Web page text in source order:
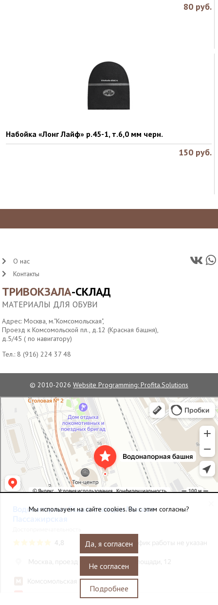
80 руб.
Набойка «Лонг Лайф» р.45-1, т.6,0 мм черн.
150 руб.
ТРИВОКЗАЛА-СКЛАД
МАТЕРИАЛЫ ДЛЯ ОБУВИ
Адрес: Москва, м."Комсомольская",
Проезд к Комсомольской пл., д.12 (Красная башня),
д.5/45 ( по навигатору)
Тел.: 8 (916) 224 37 48
О нас
Контакты
© 2010-2026 Website Programming: Profita.Solutions
Водонапорная башня станции Москва-Пассажирская
Достопримечательность в Москве
Мы используем на сайте cookies. Вы с этим согласны?
Да, я согласен
Не согласен
Подробнее